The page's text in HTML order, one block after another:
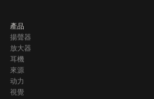
產品
揚聲器
放大器
耳機
來源
动力
視覺